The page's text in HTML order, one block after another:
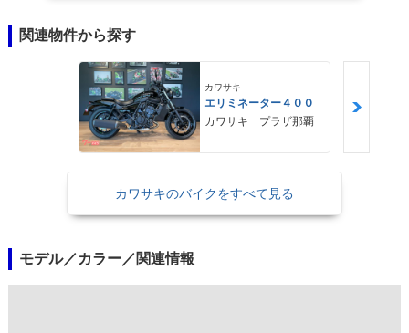
関連物件から探す
カワサキ
エリミネーター４００
カワサキ プラザ那覇
カワサキのバイクをすべて見る
モデル／カラー／関連情報